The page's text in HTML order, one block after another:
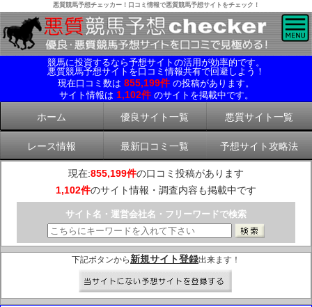
悪質競馬予想チェッカー！口コミ情報で悪質競馬予想サイトをチェック！
競馬に投資するなら予想サイトの活用が効率的です。
悪質競馬予想サイトを口コミ情報共有で回避しよう！
現在口コミ数は 855,199件 の投稿があります。
サイト情報は 1,102件 のサイトを掲載中です。
ホーム 優良サイト一覧 悪質サイト一覧
レース情報 最新口コミ一覧 予想サイト攻略法
現在:855,199件の口コミ投稿があります
1,102件のサイト情報・調査内容も掲載中です
サイト名・運営会社名・フリーワードで検索
下記ボタンから 新規サイト登録出来ます！